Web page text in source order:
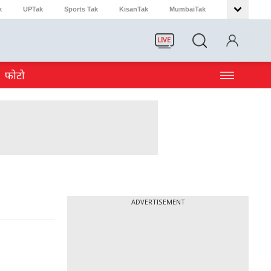
UPTak Sports Tak KisanTak MumbaiTak
LIVE
फोटो
ADVERTISEMENT